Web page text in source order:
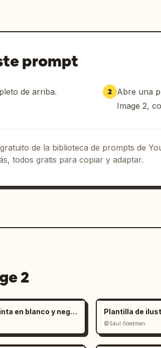
prompt
de arriba. 2 Abre una
Image 2,
de la biblioteca de prompts de
todos gratis para copiar y adaptar.
2
Ilustración de personaje con tinta en blanco y negro minimalista Plantilla de
@Saul Goodman